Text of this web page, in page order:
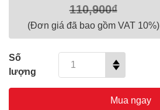
110,900₫
(Đơn giá đã bao gồm VAT 10%)
Số
lượng
Mua ngay